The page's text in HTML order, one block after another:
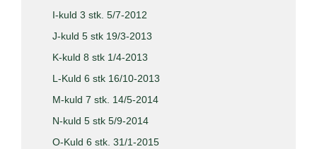
I-kuld 3 stk. 5/7-2012
J-kuld 5 stk 19/3-2013
K-kuld 8 stk 1/4-2013
L-Kuld 6 stk 16/10-2013
M-kuld 7 stk. 14/5-2014
N-kuld 5 stk 5/9-2014
O-Kuld 6 stk. 31/1-2015